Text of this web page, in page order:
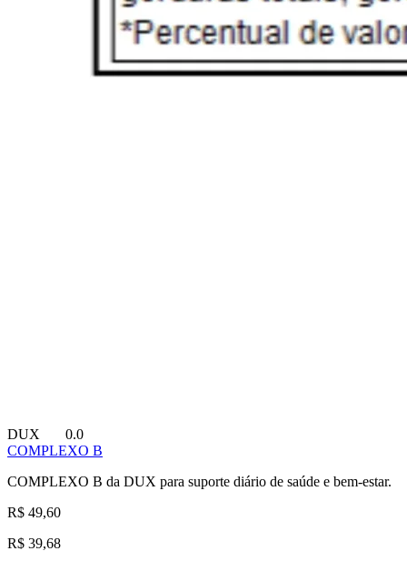
DUX
0.0
COMPLEXO B
COMPLEXO B da DUX para suporte diário de saúde e bem-estar.
R$ 49,60
R$ 39,68